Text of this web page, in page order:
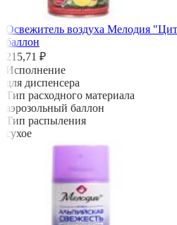
Освежитель воздуха Мелодия
баллон
215,71 ₽
Исполнение
для диспенсера
Тип расходного материала
аэрозольный баллон
Тип распыления
сухое